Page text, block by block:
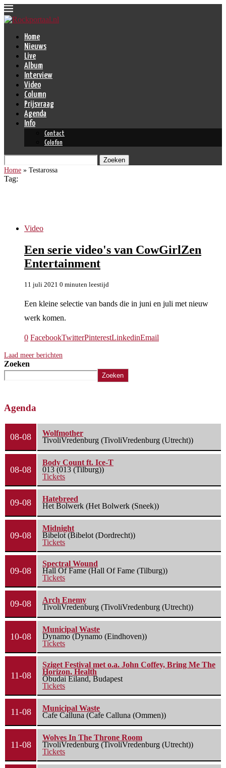
Home
Nieuws
Live
Album
Interview
Video
Column
Prijsvraag
Agenda
Info
Contact
Colofon
Zoeken
Home » Testarossa
Tag:
Video
Een serie video's van CowGirlZen
Entertainment
11 juli 2021 0 minuten leestijd
Een kleine selectie van bands die in juni en juli met nieuw
werk komen.
0 FacebookTwitterPinterestLinkedinEmail
Laad meer berichten
Zoeken
Zoeken
Agenda
08-08
Wolfmother
TivoliVredenburg (TivoliVredenburg (Utrecht))
08-08
Body Count ft. Ice-T
013 (013 (Tilburg))
Tickets
09-08
Hatebreed
Het Bolwerk (Het Bolwerk (Sneek))
09-08
Midnight
Bibelot (Bibelot (Dordrecht))
Tickets
09-08
Spectral Wound
Hall Of Fame (Hall Of Fame (Tilburg))
Tickets
09-08
Arch Enemy
TivoliVredenburg (TivoliVredenburg (Utrecht))
10-08
Municipal Waste
Dynamo (Dynamo (Eindhoven))
Tickets
11-08
Sziget Festival met o.a. John Coffey, Bring Me The
Horizon, Health
Óbudai Eiland, Budapest
Tickets
11-08
Municipal Waste
Cafe Calluna (Cafe Calluna (Ommen))
11-08
Wolves In The Throne Room
TivoliVredenburg (TivoliVredenburg (Utrecht))
Tickets